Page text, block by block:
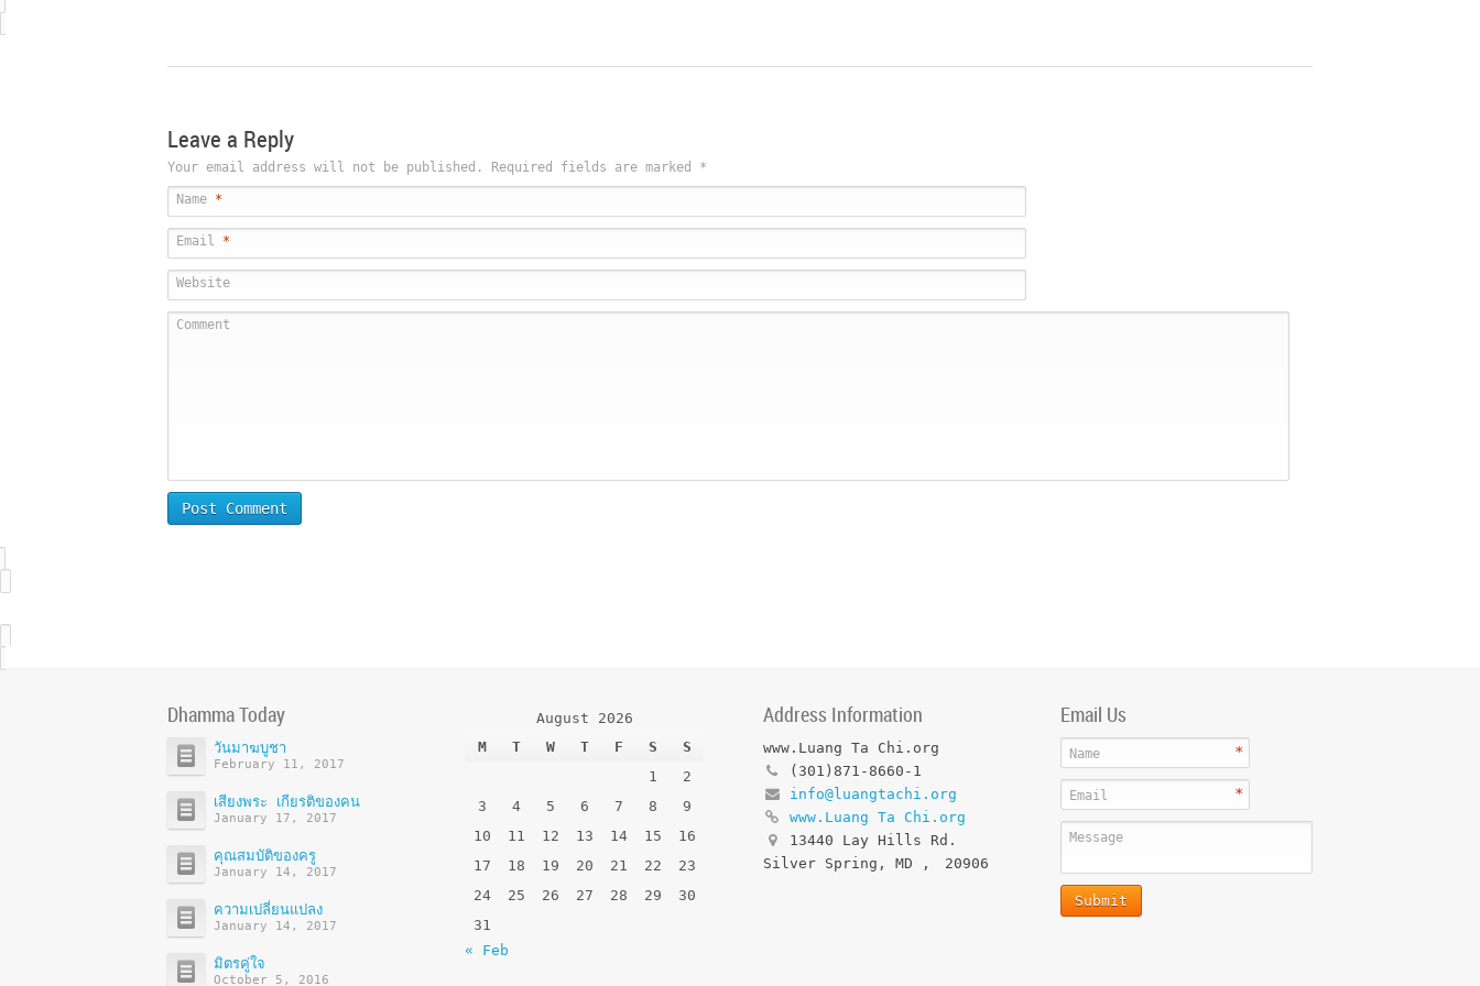
Leave a Reply
Your email address will not be published. Required fields are marked *
Name *
Email *
Website
Comment
Dhamma Today
วันมาฆบูชา
February 11, 2017
เสียงพระ เกียรติของคน
January 17, 2017
คุณสมบัติของครู
January 14, 2017
ความเปลี่ยนแปลง
January 14, 2017
มิตรคู่ใจ
October 5, 2016
August 2026
M
T W T F S
S
1
2
3
4 5 6 7 8
9
10
11 12 13 14 15
16
17
18 19 20 21 22
23
24
25 26 27 28 29
30
31
« Feb
Address Information
www.Luang Ta Chi.org
(301)871-8660-1
info@luangtachi.org
www.Luang Ta Chi.org
13440 Lay Hills Rd.
Silver Spring, MD , 20906
Email Us
Name *
Email *
Message